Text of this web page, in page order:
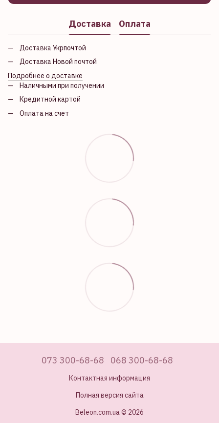
Доставка Оплата
Доставка Укрпочтой
Доставка Новой почтой
Подробнее о доставке
Наличными при получении
Кредитной картой
Оплата на счет
073 300-68-68 068 300-68-68
Контактная информация
Полная версия сайта
Beleon.com.ua © 2026